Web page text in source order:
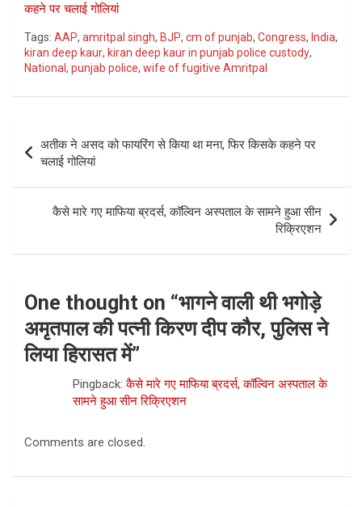
कहने पर चलाई गोलियां
Tags: AAP, amritpal singh, BJP, cm of punjab, Congress, India,
kiran deep kaur, kiran deep kaur in punjab police custody,
National , punjab police, wife of fugitive Amritpal
navigation
अतीक ने असद को फायरिंग से किया था मना, फिर किसके कहने पर
चलाई गोलियां
कैसे मारे गए माफिया ब्रदर्स, कॉल्विन अस्‍पताल के सामने हुआ सीन
रिक्रिएशन
One thought on “भागने वाली थी भगोड़े
अमृतपाल की पत्नी किरण दीप कौर, पुलिस ने
लिया हिरासत में”
Pingback:कैसे मारे गए माफिया ब्रदर्स, कॉल्विन अस्‍पताल के
सामने हुआ सीन रिक्रिएशन
Comments are closed.